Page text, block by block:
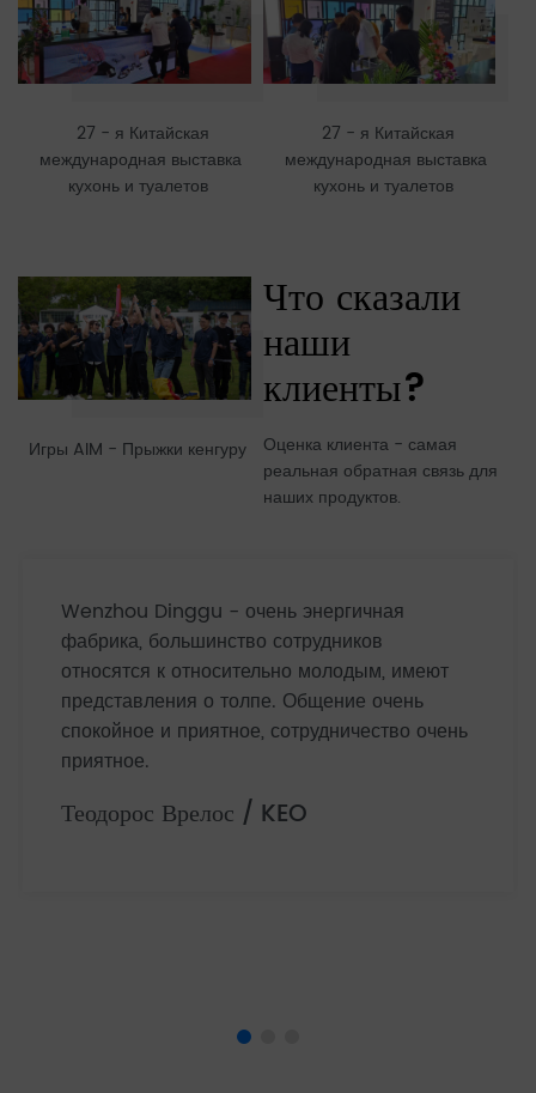
27 - я Китайская
международная выставка
кухонь и туалетов
27 - я Китайская
международная выставка
кухонь и туалетов
Игры AIM - Прыжки кенгуру
Что сказали
наши
клиенты?
Оценка клиента - самая
реальная обратная связь для
наших продуктов.
Wenzhou Dinggu - очень энергичная
фабрика, большинство сотрудников
относятся к относительно молодым, имеют
представления о толпе. Общение очень
спокойное и приятное, сотрудничество очень
приятное.
Теодорос Врелос / KEO